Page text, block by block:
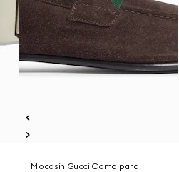
Mocasín Gucci Como para